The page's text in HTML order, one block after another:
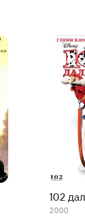
102
2000